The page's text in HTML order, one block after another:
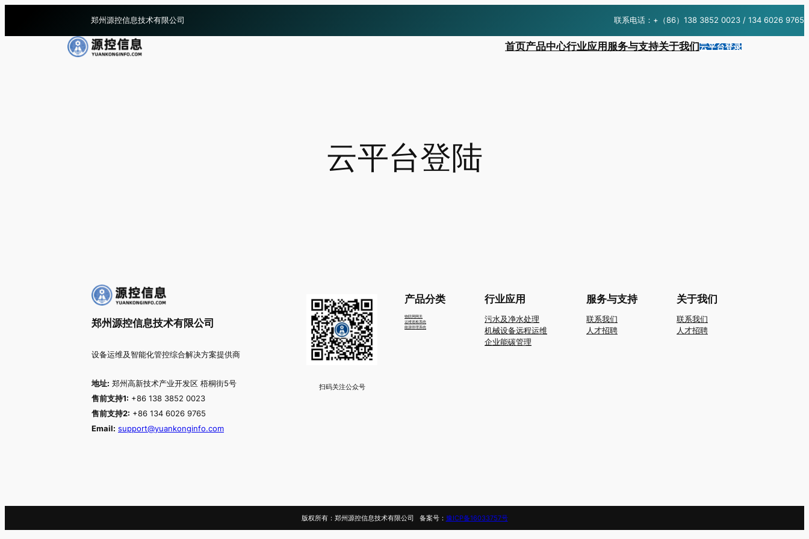
郑州源控信息技术有限公司 联系电话：+（86）138 3852 0023 / 134 6026 9765
首页产品中心行业应用 服务与支持关于我们云平台登录
云平台登陆
郑州源控信息技术有限公司
设备运维及智能化管控综合解决方案提供商
地址: 郑州高新技术产业开发区 梧桐街5号
售前支持1: +86 138 3852 0023
售前支持2: +86 134 6026 9765
Email: support@yuankonginfo.com
扫码关注公众号
产品分类
物联网网关
运维巡检系统
能源管理系统
行业应用
污水及净水处理
机械设备远程运维
企业能碳管理
服务与支持
联系我们
人才招聘
关于我们
联系我们
人才招聘
版权所有：郑州源控信息技术有限公司 备案号： 豫ICP备16033757号